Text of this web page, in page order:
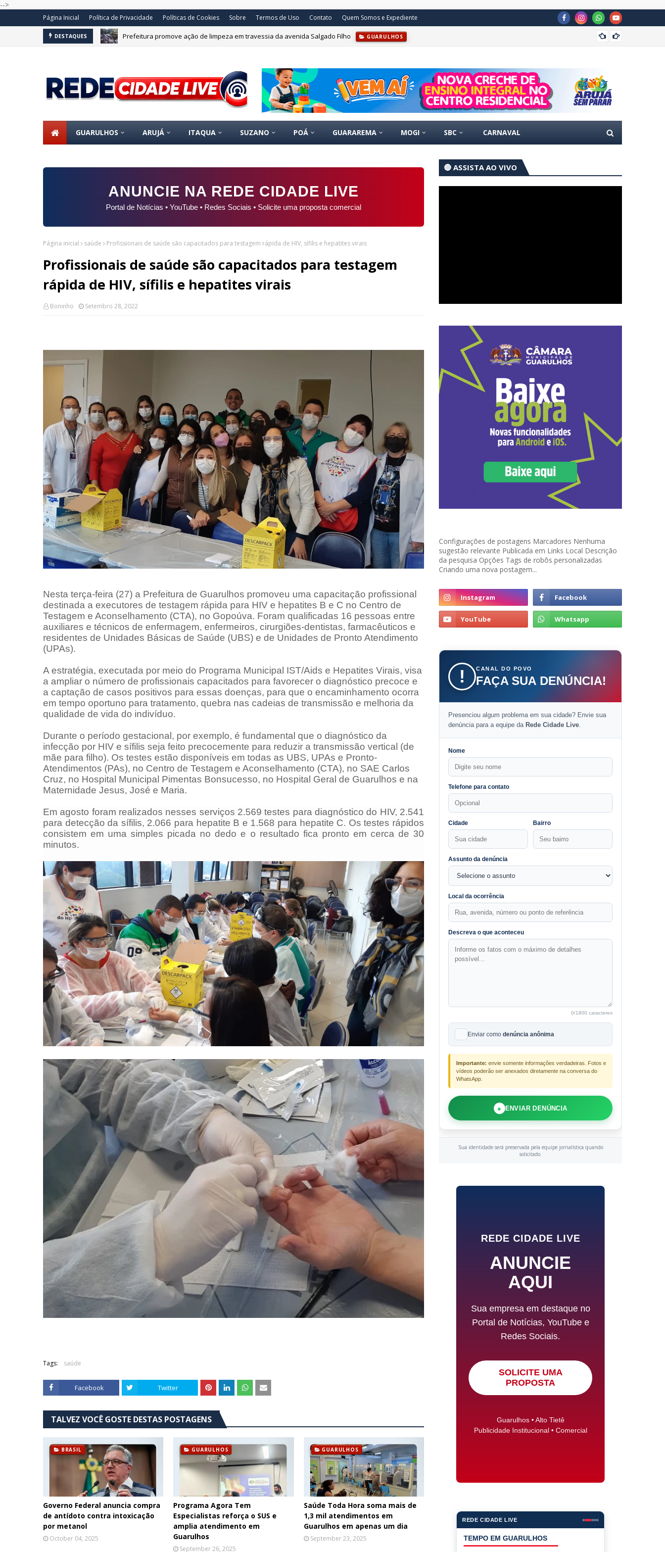
-->
Página Inicial Política de Privacidade Políticas de Cookies Sobre Termos de Uso Contato Quem Somos e Expediente
DESTAQUES Prefeitura promove ação de limpeza em travessia da avenida Salgado Filho GUARULHOS
GUARULHOS ARUJÁ ITAQUA SUZANO POÁ GUARAREMA MOGI SBC CARNAVAL
ANUNCIE NA REDE CIDADE LIVE
Portal de Notícias • YouTube • Redes Sociais • Solicite uma proposta comercial
Página inicial saúde Profissionais de saúde são capacitados para testagem rápida de HIV, sífilis e hepatites virais
Profissionais de saúde são capacitados para testagem
rápida de HIV, sífilis e hepatites virais
Boninho Setembro 28, 2022
Nesta terça-feira (27) a Prefeitura de Guarulhos promoveu uma capacitação profissional
destinada a executores de testagem rápida para HIV e hepatites B e C no Centro de
Testagem e Aconselhamento (CTA), no Gopoúva. Foram qualificadas 16 pessoas entre
auxiliares e técnicos de enfermagem, enfermeiros, cirurgiões-dentistas, farmacêuticos e
residentes de Unidades Básicas de Saúde (UBS) e de Unidades de Pronto Atendimento
(UPAs).
A estratégia, executada por meio do Programa Municipal IST/Aids e Hepatites Virais, visa
a ampliar o número de profissionais capacitados para favorecer o diagnóstico precoce e
a captação de casos positivos para essas doenças, para que o encaminhamento ocorra
em tempo oportuno para tratamento, quebra nas cadeias de transmissão e melhoria da
qualidade de vida do indivíduo.
Durante o período gestacional, por exemplo, é fundamental que o diagnóstico da
infecção por HIV e sífilis seja feito precocemente para reduzir a transmissão vertical (de
mãe para filho). Os testes estão disponíveis em todas as UBS, UPAs e Pronto-
Atendimentos (PAs), no Centro de Testagem e Aconselhamento (CTA), no SAE Carlos
Cruz, no Hospital Municipal Pimentas Bonsucesso, no Hospital Geral de Guarulhos e na
Maternidade Jesus, José e Maria.
Em agosto foram realizados nesses serviços 2.569 testes para diagnóstico do HIV, 2.541
para detecção da sífilis, 2.066 para hepatite B e 1.568 para hepatite C. Os testes rápidos
consistem em uma simples picada no dedo e o resultado fica pronto em cerca de 30
minutos.
Tags: saúde
Facebook Twitter
TALVEZ VOCÊ GOSTE DESTAS POSTAGENS
BRASIL
Governo Federal anuncia compra
de antídoto contra intoxicação
por metanol
October 04, 2025
GUARULHOS
Programa Agora Tem
Especialistas reforça o SUS e
amplia atendimento em
Guarulhos
September 26, 2025
GUARULHOS
Saúde Toda Hora soma mais de
1,3 mil atendimentos em
Guarulhos em apenas um dia
September 23, 2025
🔴 ASSISTA AO VIVO
Configurações de postagens Marcadores Nenhuma
sugestão relevante Publicada em Links Local Descrição
da pesquisa Opções Tags de robôs personalizadas
Criando uma nova postagem...
! CANAL DO POVO
FAÇA SUA DENÚNCIA!
Presenciou algum problema em sua cidade? Envie sua
denúncia para a equipe da Rede Cidade Live.
Nome
Telefone para contato
Cidade Bairro
Assunto da denúncia
Local da ocorrência
Descreva o que aconteceu
0/1800 caracteres
Enviar como denúncia anônima
Importante: envie somente informações verdadeiras. Fotos e
vídeos poderão ser anexados diretamente na conversa do
WhatsApp.
● ENVIAR DENÚNCIA
Sua identidade será preservada pela equipe jornalística quando
solicitado.
REDE CIDADE LIVE
ANUNCIE
AQUI
Sua empresa em destaque no
Portal de Notícias, YouTube e
Redes Sociais.
SOLICITE UMA
PROPOSTA
Guarulhos • Alto Tietê
Publicidade Institucional • Comercial
REDE CIDADE LIVE
COTAÇÕES